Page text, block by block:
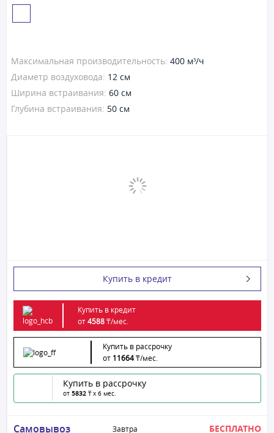
Максимальная производительность: 400 м³/ч
Диаметр воздуховода: 12 см
Ширина встраивания: 60 см
Глубина встраивания: 50 см
Купить в кредит
Купить в кредит
от4588₸/мес.
Купить в рассрочку
от 11664₸/мес.
Купить в рассрочку
от 5832 ₸ x 6 мес.
Самовывоз Завтра БЕСПЛАТНО